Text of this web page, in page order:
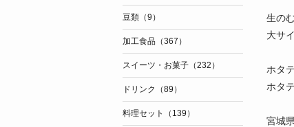
生の
大サ
ホタ
ホタ
宮城
豆類（9）
加工食品（367）
スイーツ・お菓子（232）
ドリンク（89）
料理セット（139）